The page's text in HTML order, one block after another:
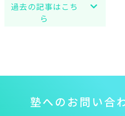
過去の記事はこち
ら
塾への お問い合